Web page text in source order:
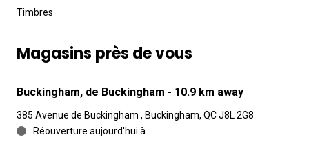
Timbres
Magasins près de vous
Buckingham, de Buckingham - 10.9 km away
385 Avenue de Buckingham , Buckingham, QC J8L 2G8
Réouverture aujourd'hui à